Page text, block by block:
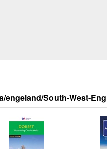
engeland/South-West-